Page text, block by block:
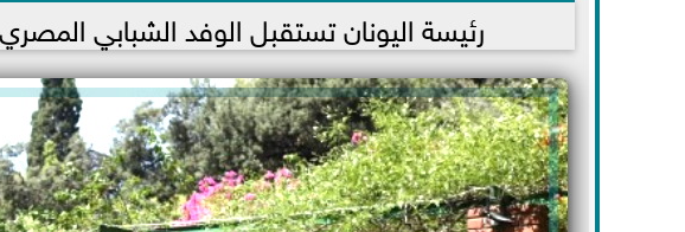
رئيسة اليونان تستقبل الوفد الشبابي